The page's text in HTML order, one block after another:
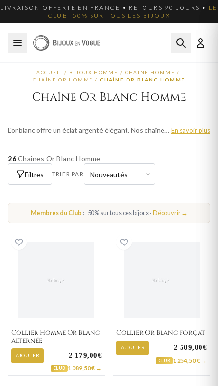
LIVRAISON OFFERTE EN FRANCE • RETOURS 90 JOURS • LE
CLUB -50% SUR TOUS LES BIJOUX
ACCUEIL / BIJOUX HOMME / CHAINE HOMME /
CHAÎNE OR HOMME / CHAÎNE OR BLANC HOMME
Chaîne Or Blanc Homme
L'or blanc offre un éclat argenté élégant. Nos chaînes en or blanc homme sont disponibles dans différentes mailles. Livraison offerte en France métropolitaine. En savoir plus
26 Chaînes Or Blanc Homme
Filtres
TRIER PAR
Membres du Club : -50% sur tous ces bijoux ·Découvrir →
Collier Homme Or Blanc alternée
Collier Homme Or Blanc
alternée
AJOUTER 2 179,00€
CLUB 1 089,50 € →
Collier Or Blanc forçat
AJOUTER 2 509,00€
CLUB 1 254,50 € →